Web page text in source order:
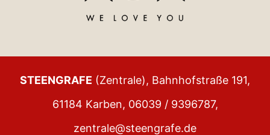
STEENGRAFE (Zentrale), Bahnhofstraße 191,
61184 Karben, 06039 / 9396787,
zentrale@steengrafe.de